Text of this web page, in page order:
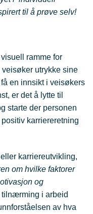
til å prøve selv!
ramme for
utrykke sine
en innsikt i veisøkers
er det å lytte til
starte der personen
karriereretning
karriereutvikling,
om hvilke faktorer
og
tilnærming i arbeid
av hva